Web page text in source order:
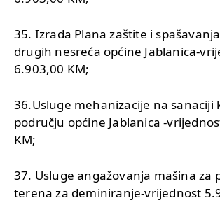
35. Izrada Plana zaštite i
drugih nesreća općine Jablanica-
6.903,00 KM;
36.Usluge mehanizacije na sanaciji
području općine Jablanica -
KM;
37. Usluge angažovanja mašina za
terena za deminiranje-vrijednost